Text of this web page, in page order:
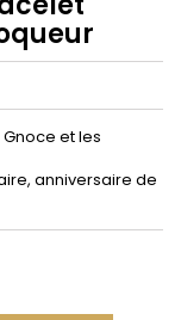
et les
anniversaire de